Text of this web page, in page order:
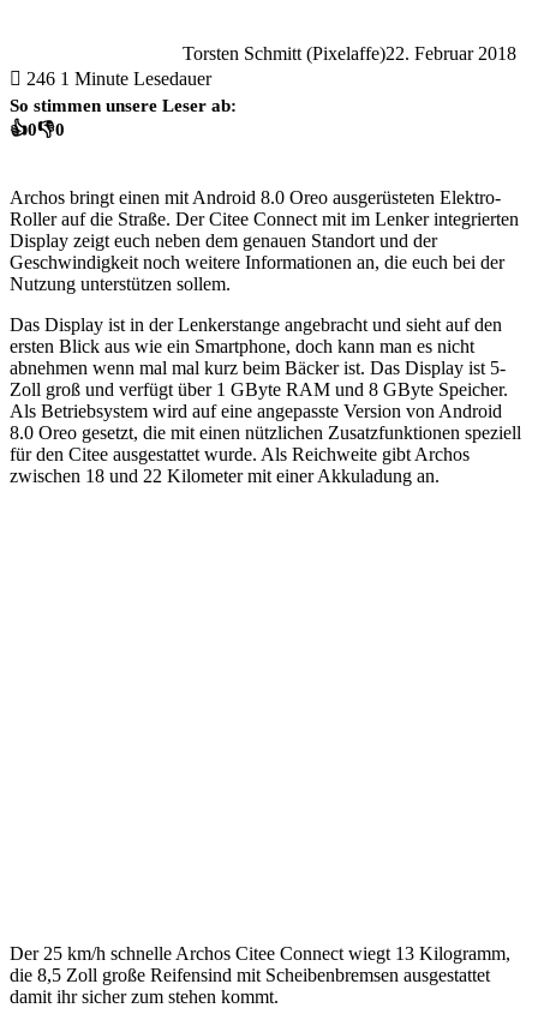
Torsten Schmitt (Pixelaffe)22. Februar 2018
246 1 Minute Lesedauer
So stimmen unsere Leser ab:
👍0👎0
Archos bringt einen mit Android 8.0 Oreo ausgerüsteten Elektro-
Roller auf die Straße. Der Citee Connect mit im Lenker integrierten
Display zeigt euch neben dem genauen Standort und der
Geschwindigkeit noch weitere Informationen an, die euch bei der
Nutzung unterstützen sollem.
Das Display ist in der Lenkerstange angebracht und sieht auf den
ersten Blick aus wie ein Smartphone, doch kann man es nicht
abnehmen wenn mal mal kurz beim Bäcker ist. Das Display ist 5-
Zoll groß und verfügt über 1 GByte RAM und 8 GByte Speicher.
Als Betriebsystem wird auf eine angepasste Version von Android
8.0 Oreo gesetzt, die mit einen nützlichen Zusatzfunktionen speziell
für den Citee ausgestattet wurde. Als Reichweite gibt Archos
zwischen 18 und 22 Kilometer mit einer Akkuladung an.
Der 25 km/h schnelle Archos Citee Connect wiegt 13 Kilogramm,
die 8,5 Zoll große Reifensind mit Scheibenbremsen ausgestattet
damit ihr sicher zum stehen kommt.